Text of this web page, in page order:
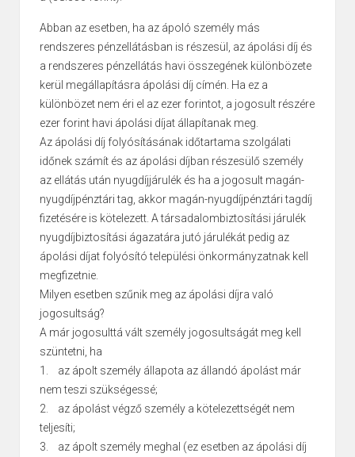
Abban az esetben, ha az ápoló személy más
rendszeres pénzellátásban is részesül, az ápolási díj és
a rendszeres pénzellátás havi összegének különbözete
kerül megállapításra ápolási díj címén. Ha ez a
különbözet nem éri el az ezer forintot, a jogosult részére
ezer forint havi ápolási díjat állapítanak meg.
Az ápolási díj folyósításának időtartama szolgálati
időnek számít és az ápolási díjban részesülő személy
az ellátás után nyugdíjjárulék és ha a jogosult magán-
nyugdíjpénztári tag, akkor magán-nyugdíjpénztári tagdíj
fizetésére is kötelezett. A társadalombiztosítási járulék
nyugdíjbiztosítási ágazatára jutó járulékát pedig az
ápolási díjat folyósító települési önkormányzatnak kell
megfizetnie.
Milyen esetben szűnik meg az ápolási díjra való
jogosultság?
A már jogosulttá vált személy jogosultságát meg kell
szüntetni, ha
1. az ápolt személy állapota az állandó ápolást már
nem teszi szükségessé;
2. az ápolást végző személy a kötelezettségét nem
teljesíti;
3. az ápolt személy meghal (ez esetben az ápolási díj